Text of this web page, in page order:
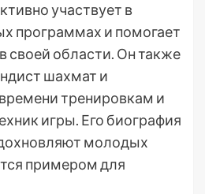
участвует в
программах и помогает
своей области. Он также
шахмат и
тренировкам и
игры. Его биография
молодых
примером для